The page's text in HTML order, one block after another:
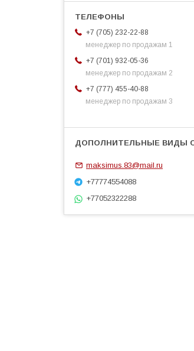
+7 (705) 232-22-88
менеджер по продажам 1
+7 (701) 932-05-36
менеджер по продажам 2
+7 (777) 455-40-88
менеджер по продажам 3
maksimus.83@mail.ru
+77774554088
+77052322288